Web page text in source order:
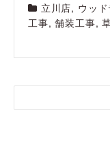
立川店, ウッ
工事,舗装工事,